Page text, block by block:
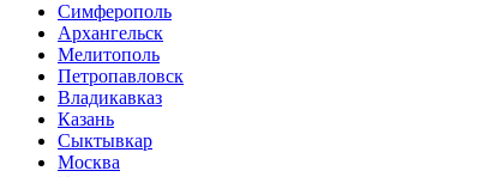
Симферополь
Архангельск
Мелитополь
Петропавловск
Владикавказ
Казань
Сыктывкар
Москва